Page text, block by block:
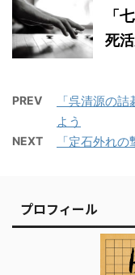
「
死
PREV
「呉清源の
よう
NEXT 「定石外れ
プロフィール